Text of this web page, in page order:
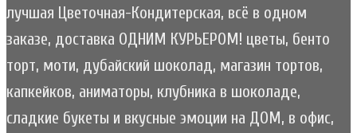
лучшая Цветочная-Кондитерская, всё в одном
заказе, доставка ОДНИМ КУРЬЕРОМ! цветы, бенто
торт, моти, дубайский шоколад, магазин тортов,
капкейков, аниматоры, клубника в шоколаде,
сладкие букеты и вкусные эмоции на ДОМ, в офис,